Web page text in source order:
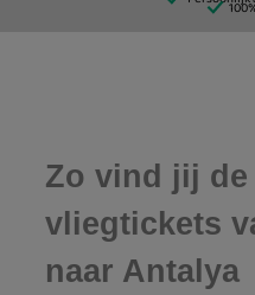
Zo vind jij de
vliegtickets
naar Antalya